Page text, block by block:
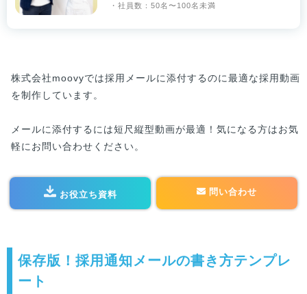
・社員数：50名〜100名未満
株式会社moovyでは採用メールに添付するのに最適な採用動画
を制作しています。
メールに添付するには短尺縦型動画が最適！気になる方はお気
軽にお問い合わせください。
お役立ち資料 問い合わせ
保存版！採用通知メールの書き方テンプレ
ート